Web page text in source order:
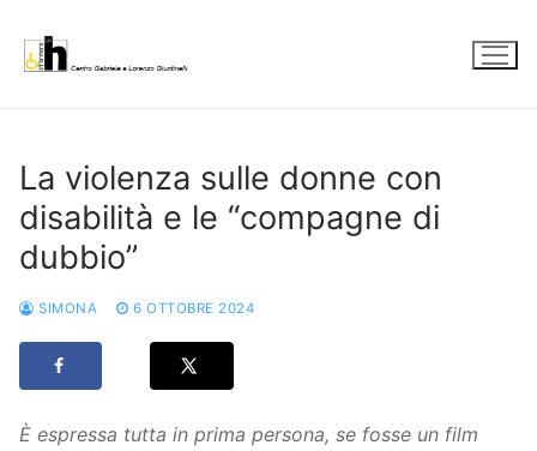
contenuto
La violenza sulle donne con
disabilità e le “compagne di
dubbio”
SIMONA 6 OTTOBRE 2024
È espressa tutta in prima persona, se fosse un film